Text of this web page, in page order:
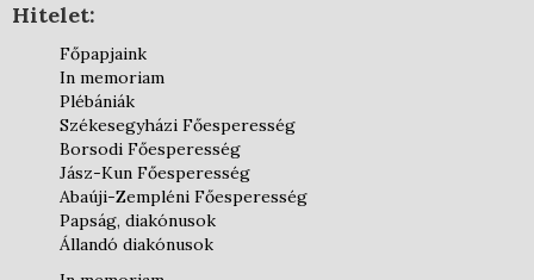
Hitelet:
Főpapjaink
In memoriam
Plébániák
Székesegyházi Főesperesség
Borsodi Főesperesség
Jász-Kun Főesperesség
Abaúji-Zempléni Főesperesség
Papság, diakónusok
Állandó diakónusok